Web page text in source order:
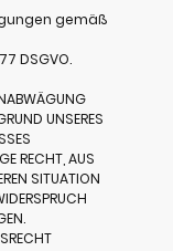
gemäß
DSGVO.
UNSERES
RECHT, AUS
SITUATION